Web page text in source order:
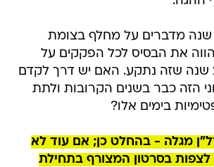
כבר יותר מ-20 שנה מדברים על מחלף בצומת
את הבסיס לכל הפקקים על
כביש 4. כבר 20 שנה שזה נתקע. האם יש דרך לקדם
הזה כבר בשנים הקרובות ולתת
בימים אלו?
מגלה - בהחלט כן; אם עוד לא
לצפות בסרטון המצורף בתחילת